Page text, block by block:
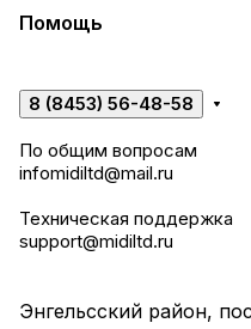
Помощь
8 (8453) 56-48-58
По общим вопросам
infomidiltd@mail.ru
Техническая поддержка
support@midiltd.ru
Энгельсский район,